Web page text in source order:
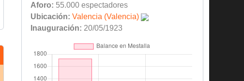
Aforo: 55.000 espectadores
Ubicación: Valencia (Valencia)
Inauguración: 20/05/1923